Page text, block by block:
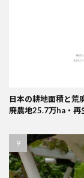
日本の耕地面積と
廃農地25.7万ha・再